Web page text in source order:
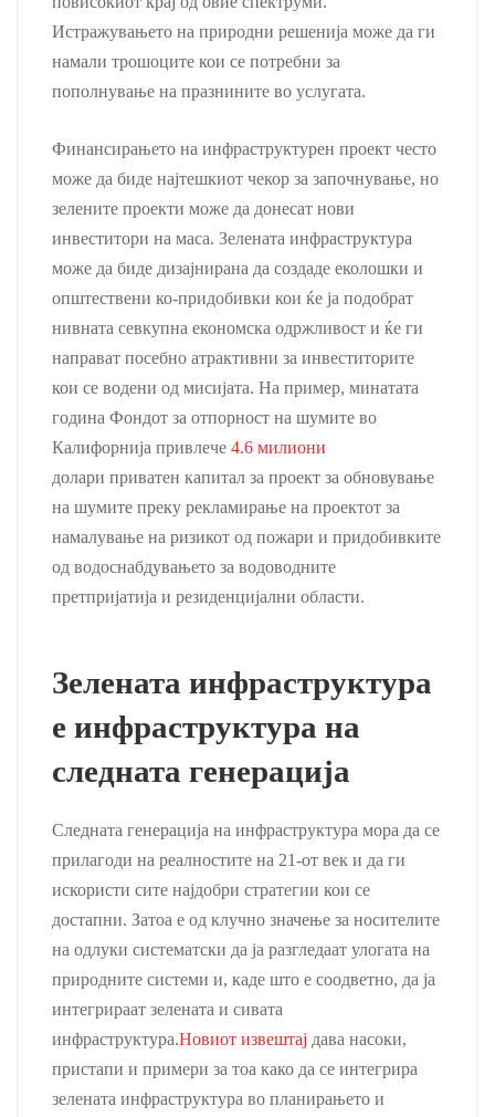
Истражувањето на природни решенија може да ги
намали трошоците кои се потребни за
пополнување на празнините во услугата.
Финансирањето на инфраструктурен проект често
може да биде најтешкиот чекор за започнување, но
зелените проекти може да донесат нови
инвеститори на маса. Зелената инфраструктура
може да биде дизајнирана да создаде еколошки и
општествени ко-придобивки кои ќе ја подобрат
нивната севкупна економска одржливост и ќе ги
направат посебно атрактивни за инвеститорите
кои се водени од мисијата. На пример, минатата
година Фондот за отпорност на шумите во
Калифорнија привлече 4.6 милиони
долари приватен капитал за проект за обновување
на шумите преку рекламирање на проектот за
намалување на ризикот од пожари и придобивките
од водоснабдувањето за водоводните
претпријатија и резиденцијални области.
Зелената инфраструктура
е инфраструктура на
следната генерација
Следната генерација на инфраструктура мора да се
прилагоди на реалностите на 21-от век и да ги
искористи сите најдобри стратегии кои се
достапни. Затоа е од клучно значење за носителите
на одлуки систематски да ја разгледаат улогата на
природните системи и, каде што е соодветно, да ја
интегрираат зелената и сивата
инфраструктура.Новиот извештај дава насоки,
пристапи и примери за тоа како да се интегрира
зелената инфраструктура во планирањето и